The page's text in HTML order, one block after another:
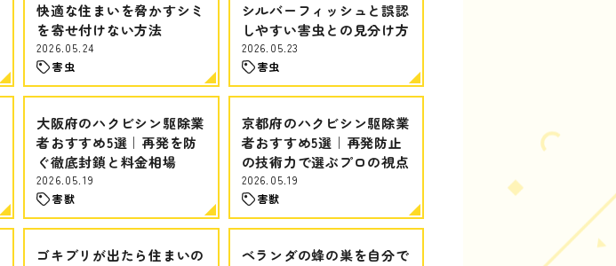
快適な住まいを脅かすシミ
を寄せ付けない方法
2026.05.24
害虫
シルバーフィッシュと誤認
しやすい害虫との見分け方
2026.05.23
害虫
大阪府のハクビシン駆除業
者おすすめ5選｜再発を防
ぐ徹底封鎖と料金相場
2026.05.19
害獣
京都府のハクビシン駆除業
者おすすめ5選｜再発防止
の技術力で選ぶプロの視点
2026.05.19
害獣
ゴキブリが出たら住まいの
ベランダの蜂の巣を自分で